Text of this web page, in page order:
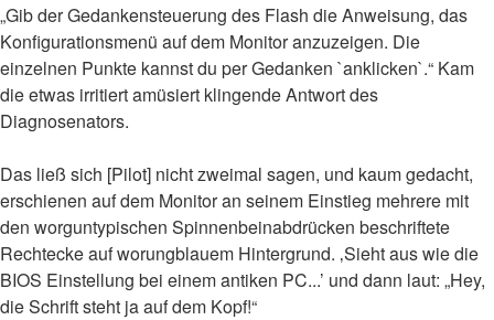
„Gib der Gedankensteuerung des Flash die Anweisung, das
Konfigurationsmenü auf dem Monitor anzuzeigen. Die
einzelnen Punkte kannst du per Gedanken `anklicken`.“ Kam
die etwas irritiert amüsiert klingende Antwort des
Diagnosenators.
Das ließ sich [Pilot] nicht zweimal sagen, und kaum gedacht,
erschienen auf dem Monitor an seinem Einstieg mehrere mit
den worguntypischen Spinnenbeinabdrücken beschriftete
Rechtecke auf worungblauem Hintergrund. ‚Sieht aus wie die
BIOS Einstellung bei einem antiken PC...’ und dann laut: „Hey,
die Schrift steht ja auf dem Kopf!“